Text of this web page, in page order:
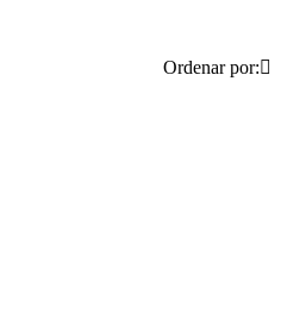
Ordenar por: